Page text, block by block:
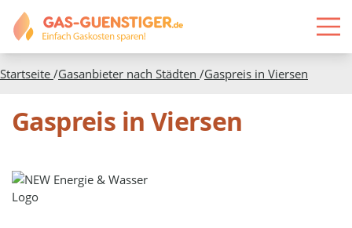
Startseite /Gasanbieter nach Städten /Gaspreis in Viersen
Gaspreis in Viersen